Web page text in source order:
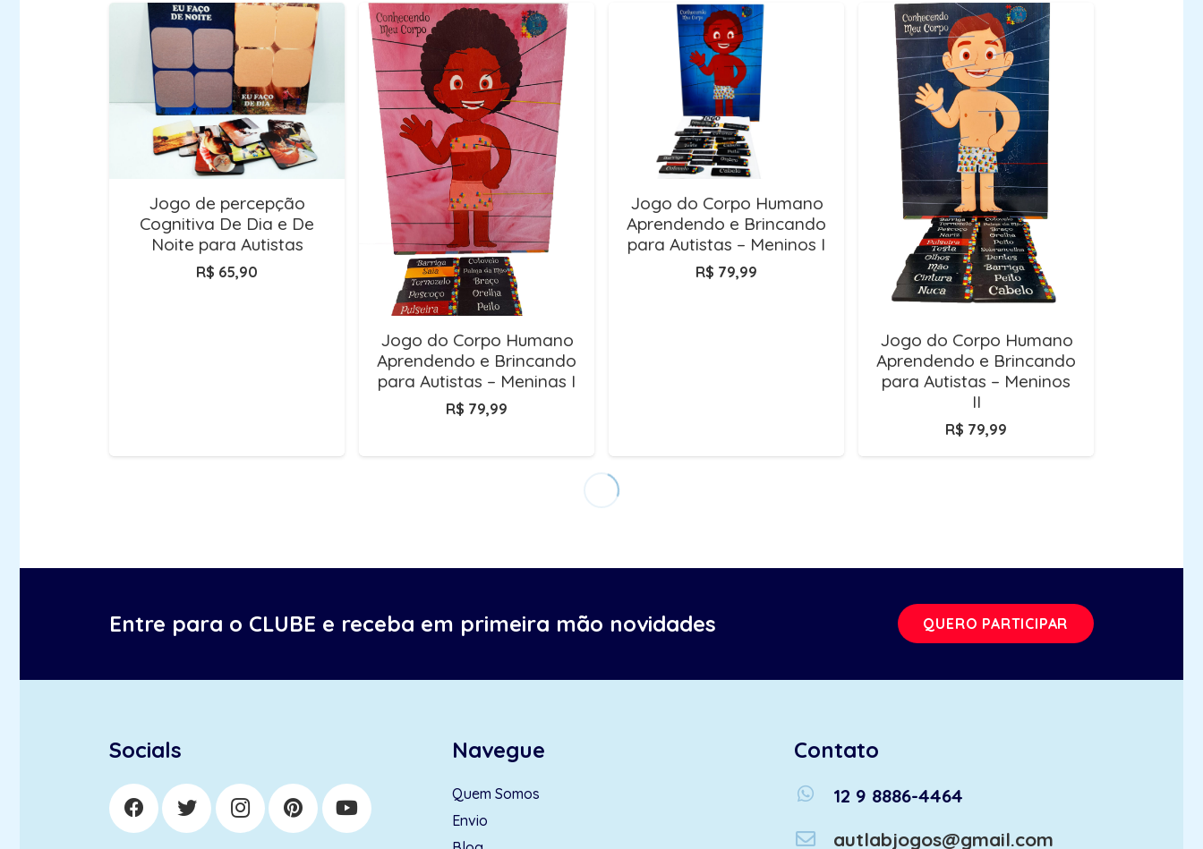
Jogo de percepção
Cognitiva De Dia e De
Noite para Autistas
R$ 65,90
Jogo do Corpo Humano
Aprendendo e Brincando
para Autistas – Meninas I
R$ 79,99
Jogo do Corpo Humano
Aprendendo e Brincando
para Autistas – Meninos I
R$ 79,99
Jogo do Corpo Humano
Aprendendo e Brincando
para Autistas – Meninos
II
R$ 79,99
Entre para o CLUBE e receba em primeira mão novidades QUERO PARTICIPAR
Socials Navegue
Quem Somos
Envio
Contato
whatsapp
12 9 8886-4464
autlabjogos@gmail.com